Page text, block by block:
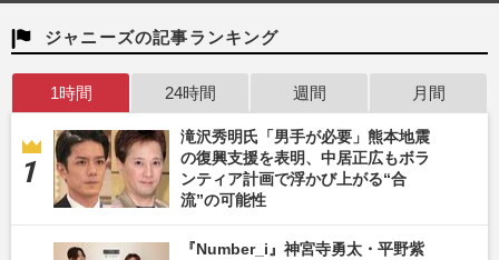
ジャニーズの記事ランキング
1時間 24時間 週間 月間
滝沢秀明氏「男手が必要」熊本地震
の復興支援を表明、中居正広もボラ
ンティア計画で浮かび上がる“合
流”の可能性
『Number_i』神宮寺勇太・平野紫